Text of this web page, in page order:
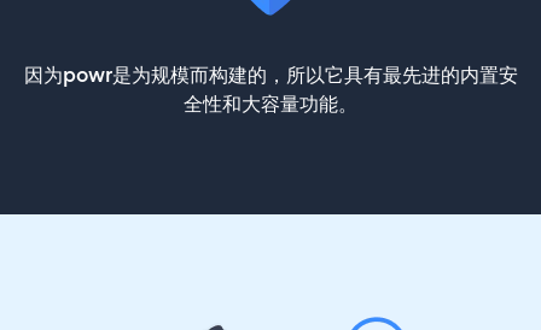
因为powr是为规模而构建的，所以它具有最先进的内置安
全性和大容量功能。